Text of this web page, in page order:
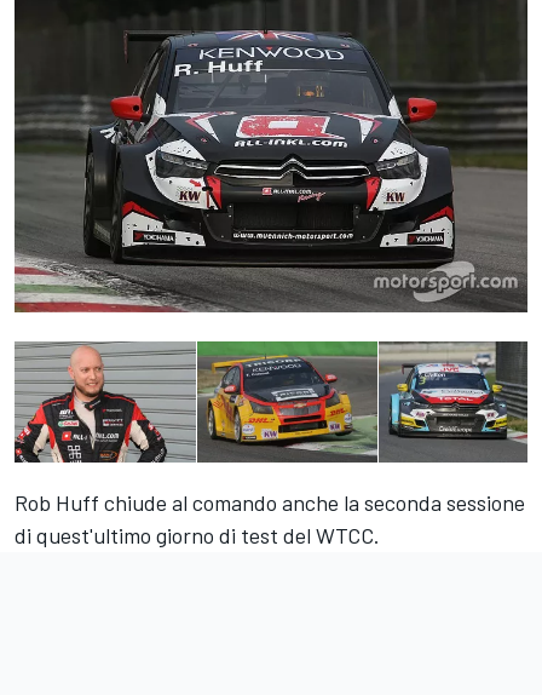
Rob Huff chiude al comando anche la seconda sessione
di quest'ultimo giorno di test del WTCC.